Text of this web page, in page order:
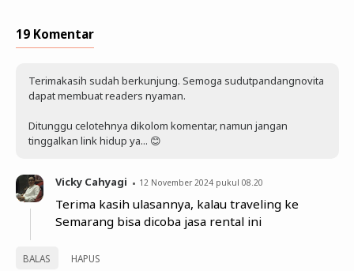
19 Komentar
Terimakasih sudah berkunjung. Semoga sudutpandangnovita
dapat membuat readers nyaman.
Ditunggu celotehnya dikolom komentar, namun jangan
tinggalkan link hidup ya... 😊
Vicky Cahyagi 12 November 2024 pukul 08.20
Terima kasih ulasannya, kalau traveling ke
Semarang bisa dicoba jasa rental ini
BALAS HAPUS